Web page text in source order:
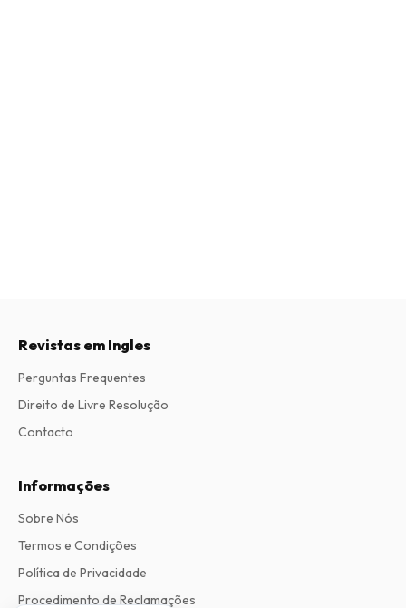
Revistas em Ingles
Perguntas Frequentes
Direito de Livre Resolução
Contacto
Informações
Sobre Nós
Termos e Condições
Política de Privacidade
Procedimento de Reclamações